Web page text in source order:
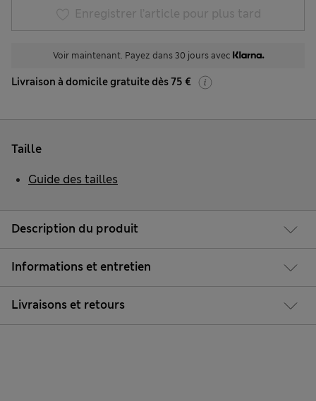
Enregistrer l’article pour plus tard
Voir maintenant. Payez dans 30 jours avec
Livraison à domicile gratuite dès 75 €
Description du produit
Informations et entretien
Livraisons et retours
Taille
Guide des tailles